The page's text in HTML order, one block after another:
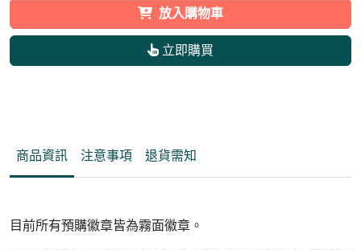
放入購物車
立即購買
商品資訊 注意事項 退貨需知
目前所有預購徽章皆為霧面徽章。